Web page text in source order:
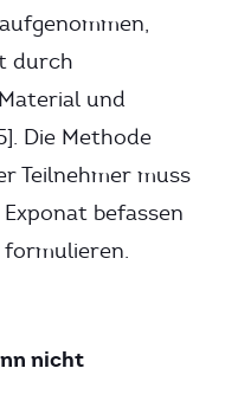
durch
und
Die Methode
Teilnehmer muss
befassen
formulieren.
nicht